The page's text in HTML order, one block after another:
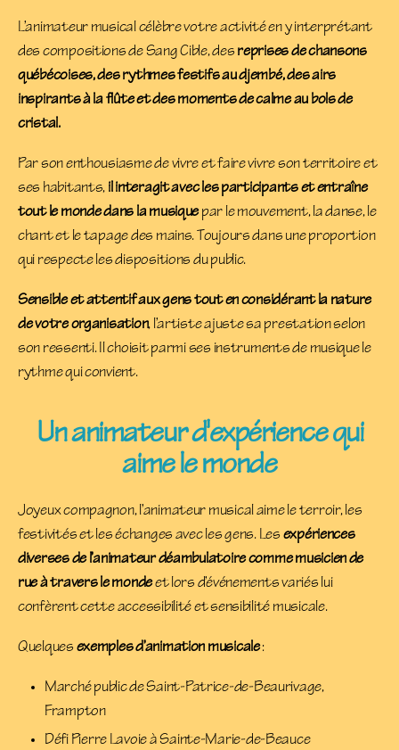
L’animateur musical célèbre votre activité en y interprétant
des compositions de Sang Cible, desreprises de chansons
québécoises, des rythmes festifs au djembé, des airs
inspirants à la flûte et des moments de calme au bols de
cristal.
Par son enthousiasme de vivre et faire vivre son territoire et
ses habitants, il interagit avec les participants et entraîne
tout le monde dans la musiquepar le mouvement, la danse, le
chant et le tapage des mains. Toujours dans une proportion
qui respecte les dispositions du public.
Sensible et attentif aux gens tout en considérant la nature
de votre organisation, l’artiste ajuste sa prestation selon
son ressenti. Il choisit parmi ses instruments de musique le
rythme qui convient.
Un animateur d'expérience qui
aime le monde
Joyeux compagnon, l’animateur musical aime le terroir, les
festivités et les échanges avec les gens. Lesexpériences
diverses de l’animateur déambulatoire comme musicien de
rue à travers le mondeet lors d’événements variés lui
confèrent cette accessibilité et sensibilité musicale.
Quelquesexemples d’animation musicale:
Marché public de Saint-Patrice-de-Beaurivage,
Frampton
Défi Pierre Lavoie à Sainte-Marie-de-Beauce